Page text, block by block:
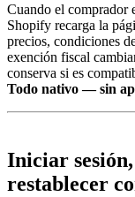
Cuando el comprador
Shopify recarga la
precios, condiciones
exención fiscal
conserva si es
Todo nativo — sin
Iniciar
restablecer